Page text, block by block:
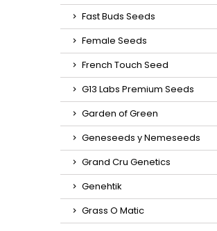
Fast Buds Seeds
Female Seeds
French Touch Seed
G13 Labs Premium Seeds
Garden of Green
Geneseeds y Nemeseeds
Grand Cru Genetics
Genehtik
Grass O Matic